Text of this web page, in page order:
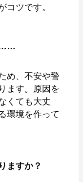
コツです。
……
め、不安や警
ます。原因を
くても大丈
環境を作って
ますか？